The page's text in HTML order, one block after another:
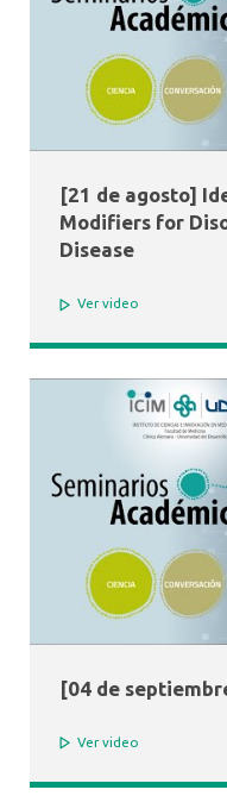
Ver video
[21 de agosto]
Modifiers for
Disease
Ver video
[04 de